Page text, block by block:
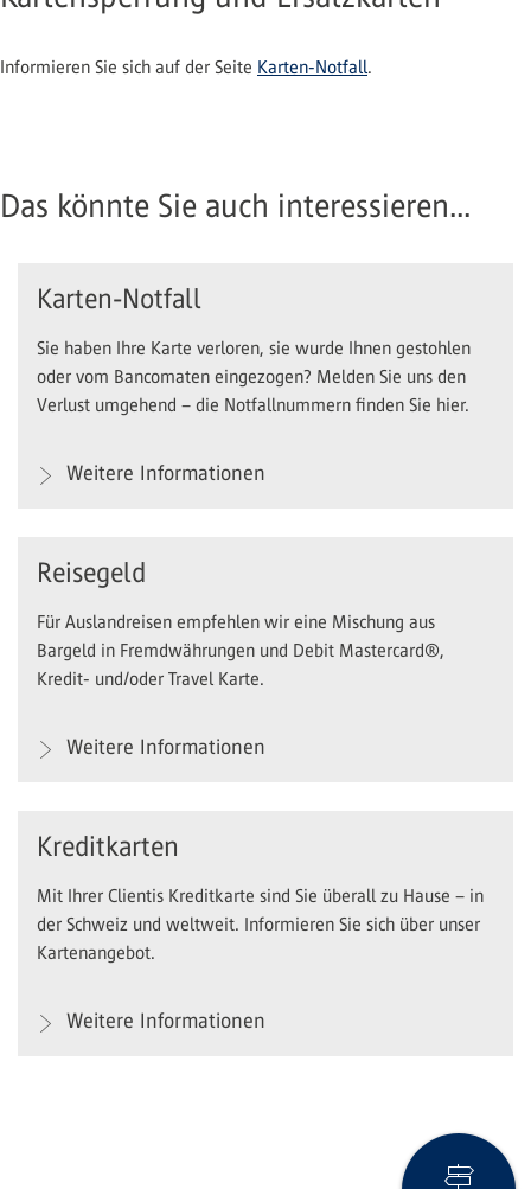
Informieren Sie sich auf der Seite Karten-Notfall.
Das könnte Sie auch interessieren...
Karten-Notfall
Sie haben Ihre Karte verloren, sie wurde Ihnen gestohlen
oder vom Bancomaten eingezogen? Melden Sie uns den
Verlust umgehend – die Notfallnummern finden Sie hier.
Weitere Informationen
Reisegeld
Für Auslandreisen empfehlen wir eine Mischung aus
Bargeld in Fremdwährungen und Debit Mastercard®,
Kredit- und/oder Travel Karte.
Weitere Informationen
Kreditkarten
Mit Ihrer Clientis Kreditkarte sind Sie überall zu Hause – in
der Schweiz und weltweit. Informieren Sie sich über unser
Kartenangebot.
Weitere Informationen